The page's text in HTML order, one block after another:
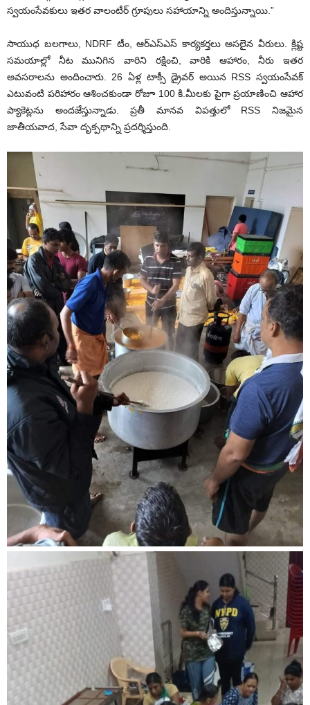
స్వ‌యంసేవ‌కులు ఇతర వాలంటీర్ గ్రూపులు సహాయాన్ని అందిస్తున్నాయి.”
సాయుధ బలగాలు, NDRF టీం, ఆర్‌ఎస్‌ఎస్ కార్య‌క‌ర్త‌లు అసలైన వీరులు. క్లిష్ట
సమయాల్లో నీట మునిగిన వారిని రక్షించి, వారికి ఆహారం, నీరు ఇత‌ర
అవ‌స‌రాల‌ను అందించారు. 26 ఏళ్ల టాక్సీ డ్రైవర్ అయిన RSS స్వ‌యంసేవ‌క్
ఎటువంటి పరిహారం ఆశించకుండా రోజూ 100 కి.మీలకు పైగా ప్ర‌యాణించి ఆహార
ప్యాకెట్లను అంద‌జేస్తున్నాడు. ప్రతీ మానవ విపత్తులో RSS నిజమైన
జాతీయవాద, సేవా దృక్పథాన్ని ప్రదర్శిస్తుంది.